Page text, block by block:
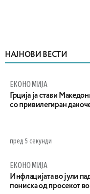
НАЈНОВИ ВЕСТИ
ЕКОНОМИЈА
Грција ја стави
со привилегиран
пред 5 секунди
ЕКОНОМИЈА
Инфлацијата во јули
пониска од просекот